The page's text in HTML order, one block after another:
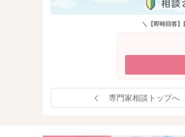
かかりつけの先生にも接種の優先
けるのが良いのか、他の妊婦さんか
＼【即時回答
専門家相談トップへ